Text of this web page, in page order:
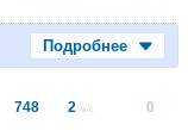
Подробнее
748 2 м/с 0